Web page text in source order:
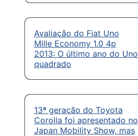
Avaliação do Fiat Uno
Mille Economy 1.0 4p
2013: O último ano do Uno
quadrado
13ª geração do Toyota
Corolla foi apresentado no
Japan Mobility Show, mas